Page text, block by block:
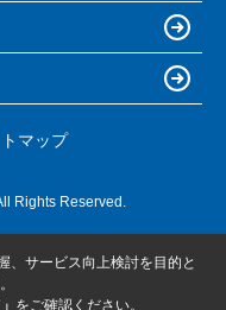
マップ
Rights Reserved.
、サービス向上検討を目的と
をご確認ください。